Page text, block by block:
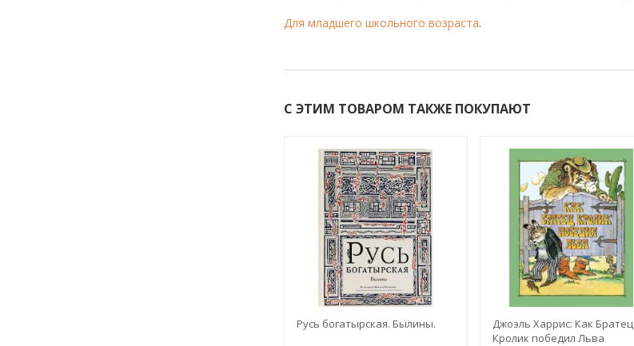
Для младшего школьного возраста.
С ЭТИМ ТОВАРОМ ТАКЖЕ ПОКУПАЮТ
Русь богатырская. Былины.
Джоэль Харрис: Как Братец
Кролик победил Льва